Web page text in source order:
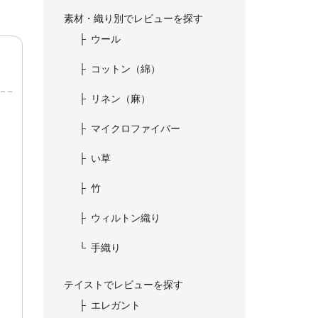
素材・織り別でレビューを探す
ウール
コットン（綿）
リネン（麻）
マイクロファイバー
い草
竹
ウィルトン織り
手織り
テイストでレビューを探す
エレガント